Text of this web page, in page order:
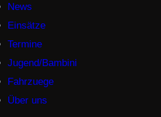
News
Einsätze
Termine
Jugend/Bambini
Fahrzuege
Über uns